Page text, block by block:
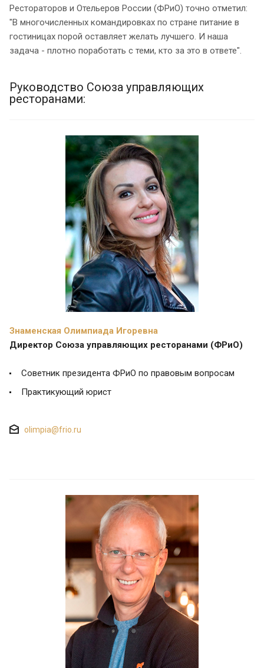
Рестораторов и Отельеров России (ФРиО) точно отметил:
"В многочисленных командировках по стране питание в
гостиницах порой оставляет желать лучшего. И наша
задача - плотно поработать с теми, кто за это в ответе".
Руководство Союза управляющих
ресторанами:
Знаменская Олимпиада Игоревна
Директор Союза управляющих ресторанами (ФРиО)
Советник президента ФРиО по правовым вопросам
Практикующий юрист
olimpia@frio.ru